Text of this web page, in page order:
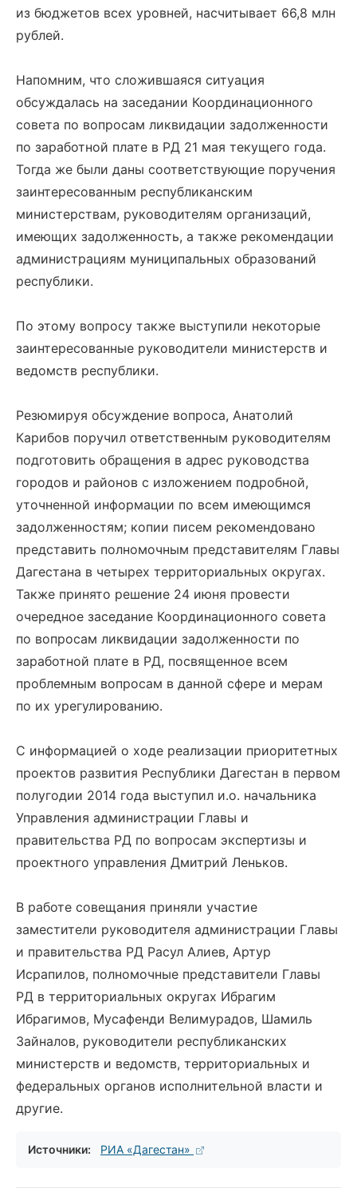
из бюджетов всех уровней, насчитывает 66,8 млн
рублей.
Напомним, что сложившаяся ситуация
обсуждалась на заседании Координационного
совета по вопросам ликвидации задолженности
по заработной плате в РД 21 мая текущего года.
Тогда же были даны соответствующие поручения
заинтересованным республиканским
министерствам, руководителям организаций,
имеющих задолженность, а также рекомендации
администрациям муниципальных образований
республики.
По этому вопросу также выступили некоторые
заинтересованные руководители министерств и
ведомств республики.
Резюмируя обсуждение вопроса, Анатолий
Карибов поручил ответственным руководителям
подготовить обращения в адрес руководства
городов и районов с изложением подробной,
уточненной информации по всем имеющимся
задолженностям; копии писем рекомендовано
представить полномочным представителям Главы
Дагестана в четырех территориальных округах.
Также принято решение 24 июня провести
очередное заседание Координационного совета
по вопросам ликвидации задолженности по
заработной плате в РД, посвященное всем
проблемным вопросам в данной сфере и мерам
по их урегулированию.
С информацией о ходе реализации приоритетных
проектов развития Республики Дагестан в первом
полугодии 2014 года выступил и.о. начальника
Управления администрации Главы и
правительства РД по вопросам экспертизы и
проектного управления Дмитрий Леньков.
В работе совещания приняли участие
заместители руководителя администрации Главы
и правительства РД Расул Алиев, Артур
Исрапилов, полномочные представители Главы
РД в территориальных округах Ибрагим
Ибрагимов, Мусафенди Велимурадов, Шамиль
Зайналов, руководители республиканских
министерств и ведомств, территориальных и
федеральных органов исполнительной власти и
другие.
Источники: РИА «Дагестан»